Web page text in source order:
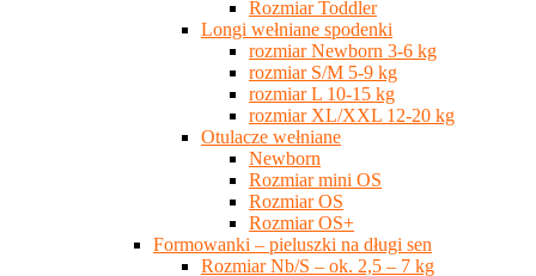
Rozmiar Toddler
Longi wełniane spodenki
rozmiar Newborn 3-6 kg
rozmiar S/M 5-9 kg
rozmiar L 10-15 kg
rozmiar XL/XXL 12-20 kg
Otulacze wełniane
Newborn
Rozmiar mini OS
Rozmiar OS
Rozmiar OS+
Formowanki – pieluszki na długi sen
Rozmiar Nb/S – ok. 2,5 – 7 kg